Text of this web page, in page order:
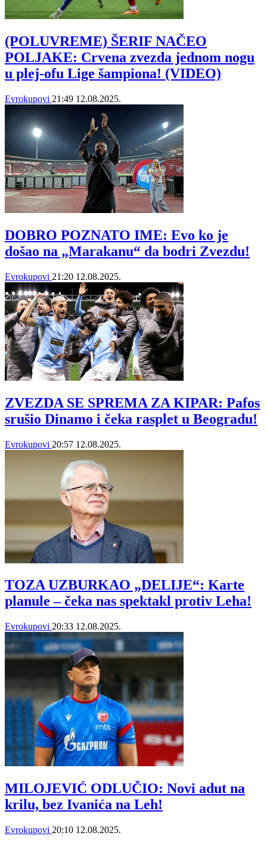
(POLUVREME) ŠERIF NAČEO
POLJAKE: Crvena zvezda jednom nogu
u plej-ofu Lige šampiona! (VIDEO)
Evrokupovi 21:49 12.08.2025.
DOBRO POZNATO IME: Evo ko je
došao na „Marakanu“ da bodri Zvezdu!
Evrokupovi 21:20 12.08.2025.
ZVEZDA SE SPREMA ZA KIPAR: Pafos
srušio Dinamo i čeka rasplet u Beogradu!
Evrokupovi 20:57 12.08.2025.
TOZA UZBURKAO „DELIJE“: Karte
planule – čeka nas spektakl protiv Leha!
Evrokupovi 20:33 12.08.2025.
MILOJEVIĆ ODLUČIO: Novi adut na
krilu, bez Ivanića na Leh!
Evrokupovi 20:10 12.08.2025.